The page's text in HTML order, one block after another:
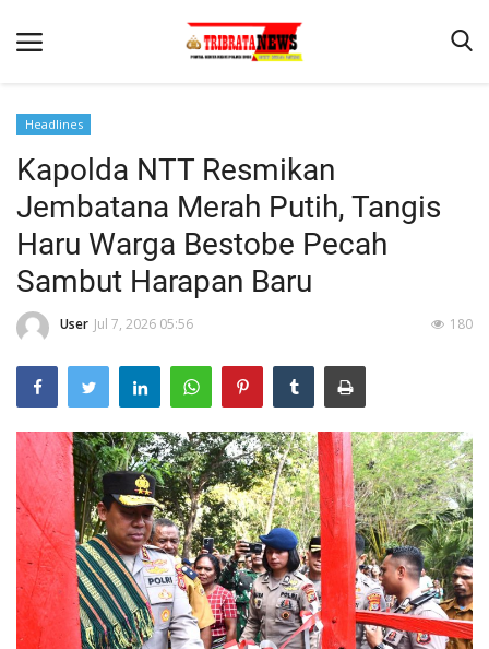
Beranda
Terms & Conditions
Lantas
Mitra Polisi
Polisi Kita
Headlines
Kapolda NTT Resmikan
Jembatana Merah Putih, Tangis
Haru Warga Bestobe Pecah
Sambut Harapan Baru
User Jul 7, 2026 05:56 180